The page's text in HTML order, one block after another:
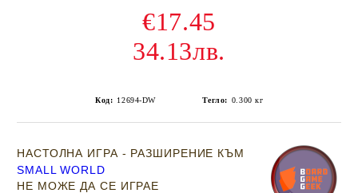
€17.45
34.13лв.
Код: 12694-DW Тегло: 0.300 кг
НАСТОЛНА ИГРА - РАЗШИРЕНИЕ КЪМ
SMALL WORLD
НЕ МОЖЕ ДА СЕ ИГРАЕ